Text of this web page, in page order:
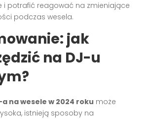
i potrafić reagować na zmieniające
podczas wesela.
jak
na DJ-u
na wesele w 2024 roku może
istnieją sposoby na